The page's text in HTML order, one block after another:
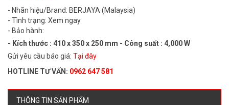
- Nhãn hiệu/Brand: BERJAYA (Malaysia)
- Tình trạng: Xem ngay
- Bảo hành:
- Kích thước : 410 x 350 x 250 mm - Công suất : 4,000 W
Gửi yêu cầu báo giá: Tại đây
HOTLINE TƯ VẤN: 0962 647 581
THÔNG TIN SẢN PHẨM